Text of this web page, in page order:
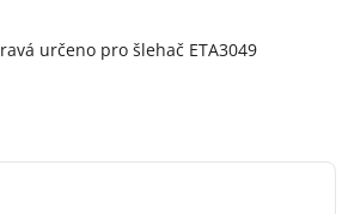
určeno pro šlehač ETA3049